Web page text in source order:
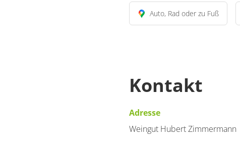
Auto, Rad oder zu Fuß
Kontakt
Adresse
Weingut Hubert Zimmermann